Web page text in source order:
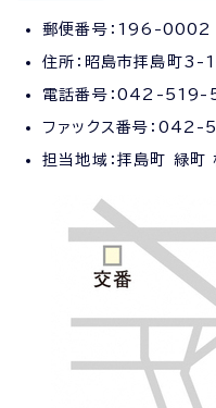
郵便番号：196-0002
住所：昭島市拝島町3-
電話番号：042-
ファックス番号：
担当地域：拝島町 緑町